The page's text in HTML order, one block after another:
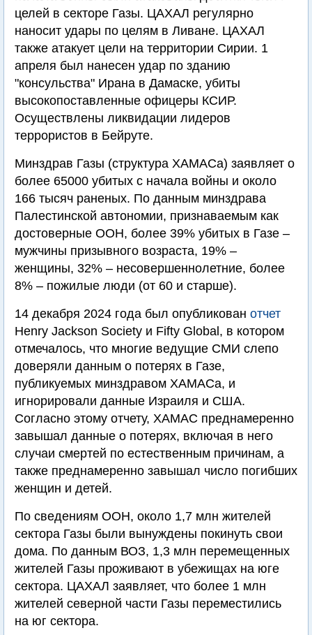
целей в секторе Газы. ЦАХАЛ регулярно
наносит удары по целям в Ливане. ЦАХАЛ
также атакует цели на территории Сирии. 1
апреля был нанесен удар по зданию
"консульства" Ирана в Дамаске, убиты
высокопоставленные офицеры КСИР.
Осуществлены ликвидации лидеров
террористов в Бейруте.
Минздрав Газы (структура ХАМАСа) заявляет о
более 65000 убитых с начала войны и около
166 тысяч раненых. По данным минздрава
Палестинской автономии, признаваемым как
достоверные ООН, более 39% убитых в Газе –
мужчины призывного возраста, 19% –
женщины, 32% – несовершеннолетние, более
8% – пожилые люди (от 60 и старше).
14 декабря 2024 года был опубликован отчет
Henry Jackson Society и Fifty Global, в котором
отмечалось, что многие ведущие СМИ слепо
доверяли данным о потерях в Газе,
публикуемых минздравом ХАМАСа, и
игнорировали данные Израиля и США.
Согласно этому отчету, ХАМАС преднамеренно
завышал данные о потерях, включая в него
случаи смертей по естественным причинам, а
также преднамеренно завышал число погибших
женщин и детей.
По сведениям ООН, около 1,7 млн жителей
сектора Газы были вынуждены покинуть свои
дома. По данным ВОЗ, 1,3 млн перемещенных
жителей Газы проживают в убежищах на юге
сектора. ЦАХАЛ заявляет, что более 1 млн
жителей северной части Газы переместились
на юг сектора.